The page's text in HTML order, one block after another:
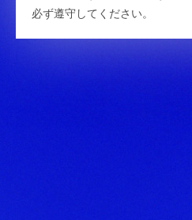
必ず遵守してください。